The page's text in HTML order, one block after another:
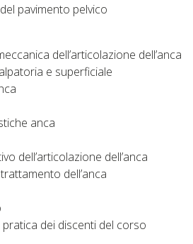
pavimento pelvico
dell’articolazione dell’anca
e superficiale
anca
dell’articolazione dell’anca
dell’anca
dei discenti del corso